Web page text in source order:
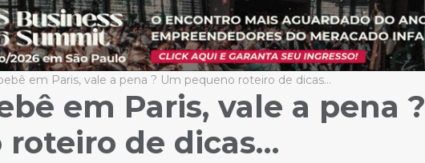
em Paris, vale a pena ? Um pequeno roteiro de dicas…
em Paris, vale a pena ?
roteiro de dicas…